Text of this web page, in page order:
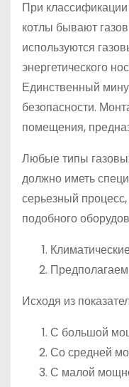
При классификации
котлы бывают
используются
энергетического
Единственный
безопасности.
помещения,
Любые типы
должно иметь
серьезный
подобного
Исходя из
С большой
Со средней
С малой